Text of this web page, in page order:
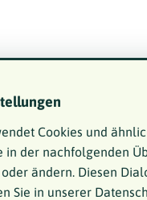
Cookies und
in der nachfolgenden
ändern. Diesen
Sie in unserer